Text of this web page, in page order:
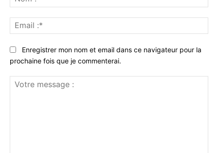
:*
:*
Enregistrer mon nom et email dans ce navigateur pour la
prochaine fois que je commenterai.